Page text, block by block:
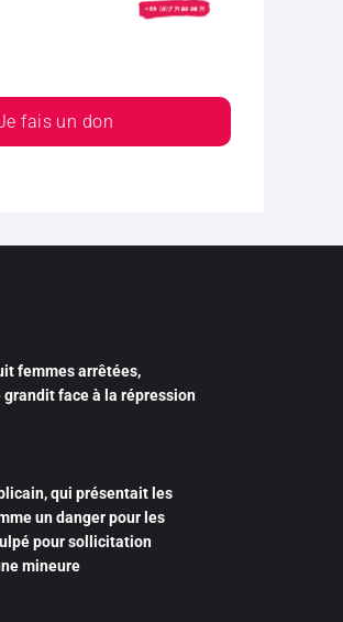
fais un don
femmes arrêtées,
grandit face à la répression
qui présentait les
un danger pour les
pour sollicitation
mineure